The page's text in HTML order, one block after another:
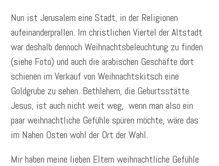
Nun ist Jerusalem eine Stadt, in der Religionen
aufeinanderprallen. Im christlichen Viertel der Altstadt
war deshalb dennoch Weihnachtsbeleuchtung zu finden
(siehe Foto) und auch die arabischen Geschäfte dort
schienen im Verkauf von Weihnachtskitsch eine
Goldgrube zu sehen. Bethlehem, die Geburtsstätte
Jesus, ist auch nicht weit weg, wenn man also ein
paar weihnachtliche Gefühle spüren möchte, wäre das
im Nahen Osten wohl der Ort der Wahl.
Mir haben meine lieben Eltern weihnachtliche Gefühle